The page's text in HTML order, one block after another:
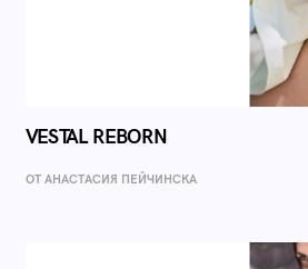
VESTAL REBORN
ОТ AНАСТАСИЯ ПЕЙЧИНСКА